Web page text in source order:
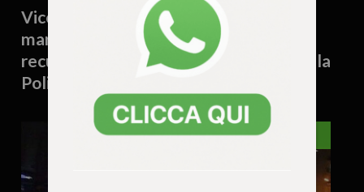
Vicenza – Tiene cinque piantine di
marijuana sul davanzale di casa:
recuperate dai rifiuti e sequestrate dalla
Polizia Locale
VICENZA